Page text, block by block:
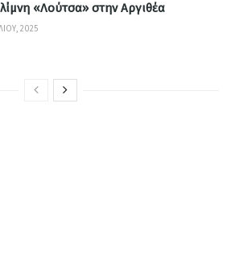
«Λούτσα» στην Αργιθέα
2025